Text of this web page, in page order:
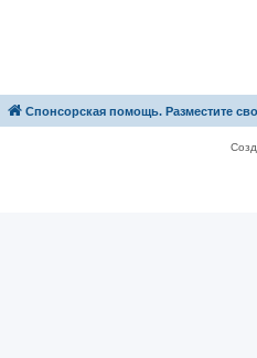
Спонсорская помощь. Разместите